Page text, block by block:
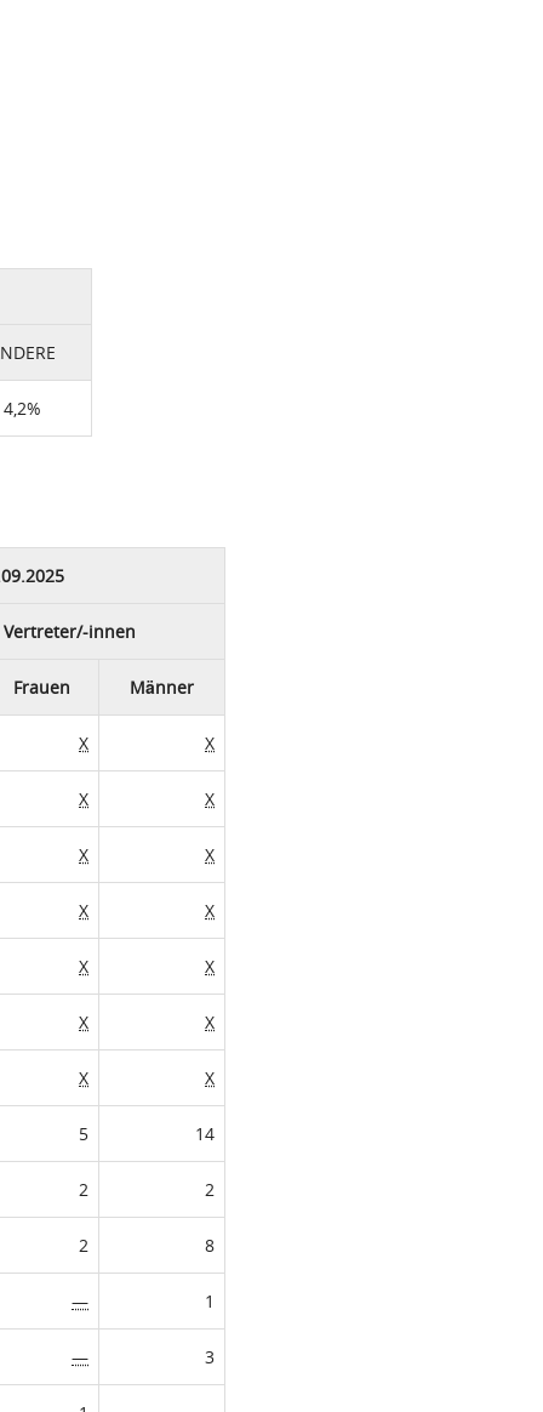
4,2%
Vertreter/-innen
Frauen Männer
X X
X X
X X
X X
X X
X X
X X
5 14
2 2
2 8
— 1
— 3